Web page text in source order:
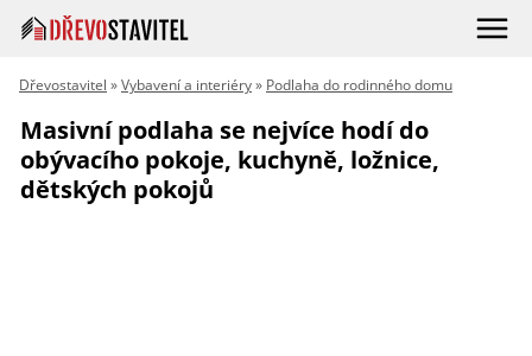
Dřevostavitel »Vybavení a interiéry» Podlaha do rodinného domu
Masivní podlaha se nejvíce hodí do
obývacího pokoje, kuchyně, ložnice,
dětských pokojů